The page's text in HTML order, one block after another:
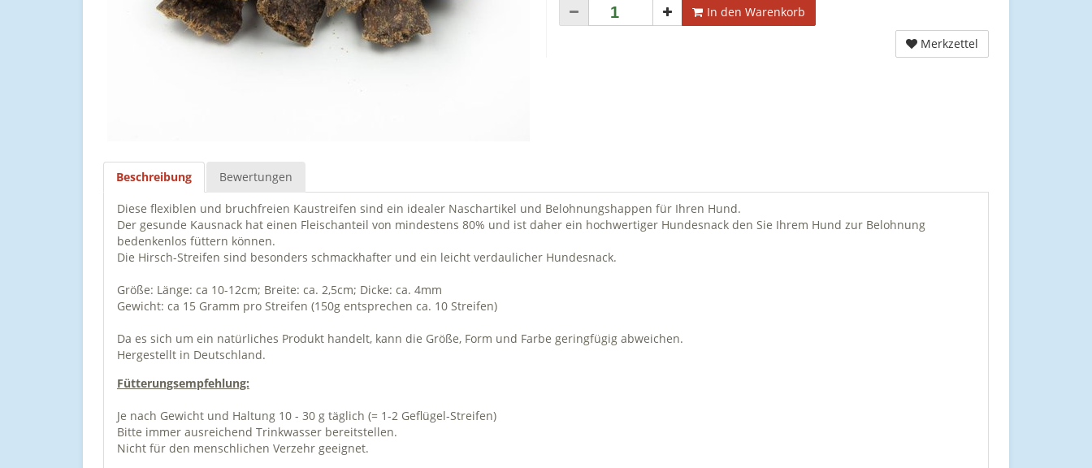
In den Warenkorb
Merkzettel
Beschreibung Bewertungen
Diese flexiblen und bruchfreien Kaustreifen sind ein idealer Naschartikel und Belohnungshappen für Ihren Hund.
Der gesunde Kausnack hat einen Fleischanteil von mindestens 80% und ist daher ein hochwertiger Hundesnack den Sie Ihrem Hund zur Belohnung
bedenkenlos füttern können.
Die Hirsch-Streifen sind besonders schmackhafter und ein leicht verdaulicher Hundesnack.
Größe: Länge: ca 10-12cm; Breite: ca. 2,5cm; Dicke: ca. 4mm
Gewicht: ca 15 Gramm pro Streifen (150g entsprechen ca. 10 Streifen)
Da es sich um ein natürliches Produkt handelt, kann die Größe, Form und Farbe geringfügig abweichen.
Hergestellt in Deutschland.
Fütterungsempfehlung:
Je nach Gewicht und Haltung 10 - 30 g täglich (= 1-2 Geflügel-Streifen)
Bitte immer ausreichend Trinkwasser bereitstellen.
Nicht für den menschlichen Verzehr geeignet.